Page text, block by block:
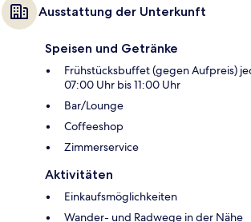
Ausstattung der Unterkunft
Speisen und Getränke
Frühstücksbuffet (gegen Aufpreis)
07:00 Uhr bis 11:00 Uhr
Bar/Lounge
Coffeeshop
Zimmerservice
Aktivitäten
Einkaufsmöglichkeiten
Wander- und Radwege in der Nähe